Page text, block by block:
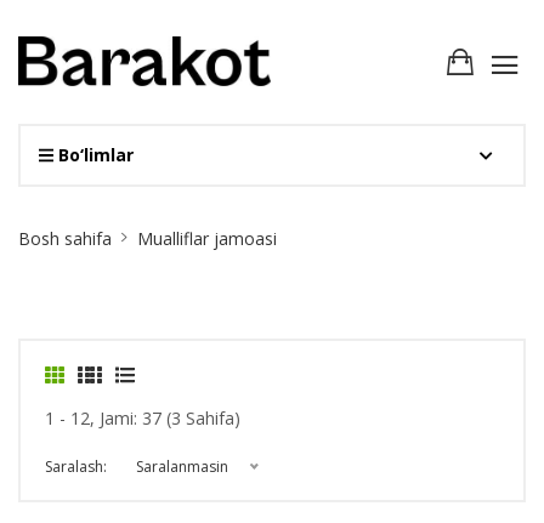
Bo‘limlar
Breadcrumb
Bosh sahifa Mualliflar jamoasi
1 - 12, Jami: 37 (3 Sahifa)
Saralash: Saralanmasin